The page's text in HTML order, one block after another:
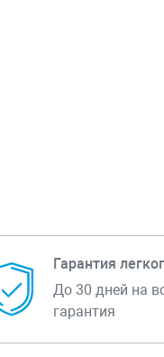
Гарантия
До 30 дней на
гарантия